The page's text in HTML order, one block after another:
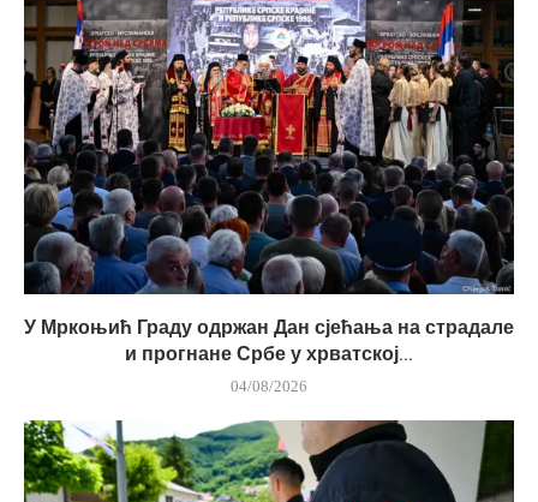
У Мркоњић Граду одржан Дан сјећања на страдале
и прогнане Србе у хрватској...
04/08/2026